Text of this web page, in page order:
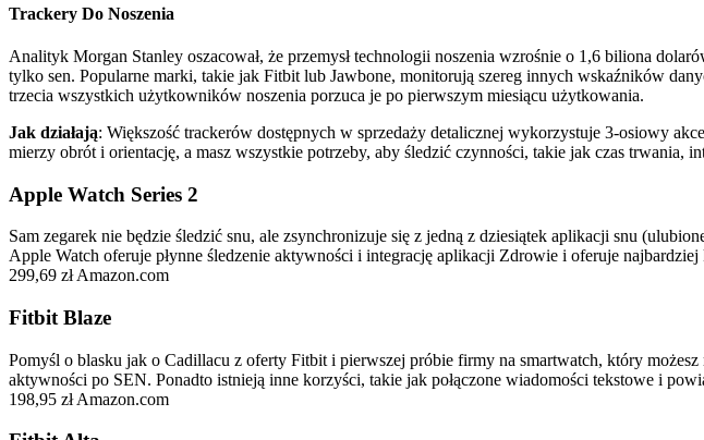
Trackery Do Noszenia
Analityk Morgan Stanley oszacował, że przemysł technologii noszenia wzrośnie o 1,6 biliona
tylko sen. Popularne marki, takie jak Fitbit lub Jawbone, monitorują szereg innych wskaźników
trzecia wszystkich użytkowników noszenia porzuca je po pierwszym miesiącu użytkowania.
Jak działają: Większość trackerów dostępnych w sprzedaży detalicznej wykorzystuje 3-osiowy
mierzy obrót i orientację, a masz wszystkie potrzeby, aby śledzić czynności, takie jak czas trwania,
Apple Watch Series 2
Sam zegarek nie będzie śledzić snu, ale zsynchronizuje się z jedną z dziesiątek aplikacji snu
Apple Watch oferuje płynne śledzenie aktywności i integrację aplikacji Zdrowie i oferuje
299,69 zł Amazon.com
Fitbit Blaze
Pomyśl o blasku jak o Cadillacu z oferty Fitbit i pierwszej próbie firmy na smartwatch, który
aktywności po SEN. Ponadto istnieją inne korzyści, takie jak połączone wiadomości tekstowe i
198,95 zł Amazon.com